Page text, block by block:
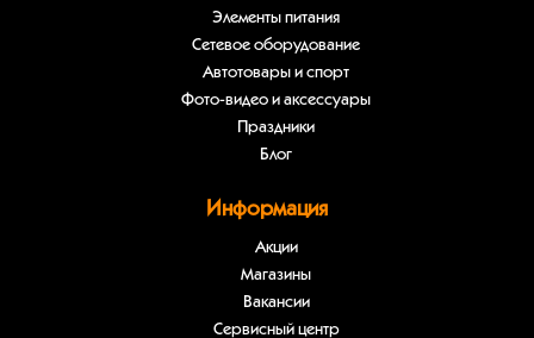
Элементы питания
Сетевое оборудование
Автотовары и спорт
Фото-видео и аксессуары
Праздники
Блог
Информация
Акции
Магазины
Вакансии
Сервисный центр